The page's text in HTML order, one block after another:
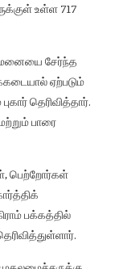
உள்ள 717
சேர்ந்த
ஏற்படும்
தெரிவித்தார்.
பாரை
பெற்றோர்கள்
பக்கத்தில்